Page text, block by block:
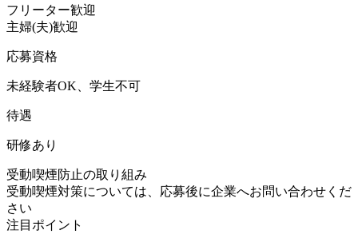
フリーター歓迎
主婦(夫)歓迎
応募資格
未経験者OK、学生不可
待遇
研修あり
受動喫煙防止の取り組み
受動喫煙対策については、応募後に企業へお問い合わせくだ
さい
注目ポイント